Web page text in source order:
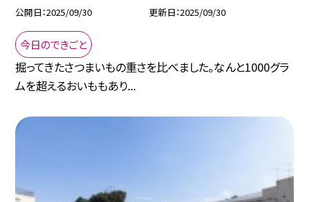
公開日 2025/09/30 更新日 2025/09/30
今日のできごと
掘ってきたさつまいもの重さを比べました。なんと1000グラ
ムを超えるおいももあり...